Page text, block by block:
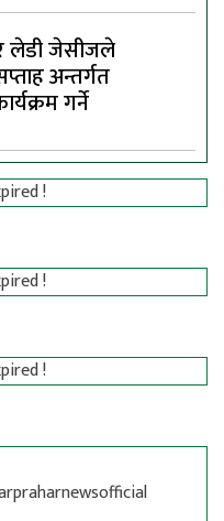
लेडी जेसीजले
अन्तर्गत
गर्ने
!
!
!